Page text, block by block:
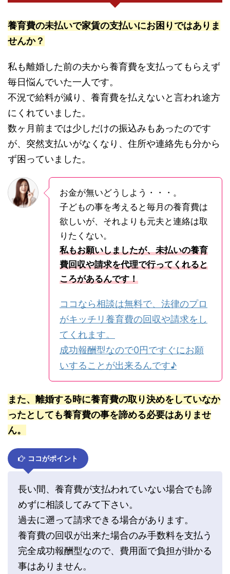
養育費の未払いで家賃の支払いにお困りではありま
せんか？
私も離婚した前の夫から養育費を支払ってもらえず
毎日悩んでいた一人です。
不況で給料が減り、養育費を払えないと言われ途方
にくれていました。
数ヶ月前までは少しだけの振込みもあったのです
が、突然支払いがなくなり、住所や連絡先も分から
ず困っていました。
お金が無いどうしよう・・・。
子どもの事を考えると毎月の養育費は
欲しいが、それよりも元夫と連絡は取
りたくない。
私もお願いしましたが、未払いの養育
費回収や請求を代理で行ってくれると
ころがあるんです！
ココなら相談は無料で、法律のプロ
がキッチリ養育費の回収や請求をし
てくれます。
成功報酬型なので0円ですぐにお願
いすることが出来るんです♪
また、離婚する時に養育費の取り決めをしていなか
ったとしても養育費の事を諦める必要はありませ
ん。
ココがポイント
長い間、養育費が支払われていない場合でも諦
めずに相談してみて下さい。
過去に遡って請求できる場合があります。
養育費の回収が出来た場合のみ手数料を支払う
完全成功報酬型なので、費用面で負担が掛かる
事はありません。